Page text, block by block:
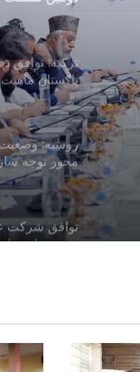
برگزار کرد
ترکیه: توافق
پاکستان
روسیه: وضعیت
محور توجه
قرار دارد
توافق شرکت
غزه، دست‌کم ۳۰۰ کودک جان باخته‌اند